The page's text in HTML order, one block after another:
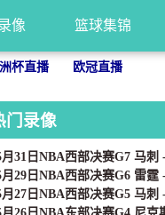
像 篮球集锦
杯直播 欧冠直播
门录像